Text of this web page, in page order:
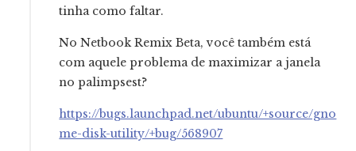
tinha como faltar.
No Netbook Remix Beta, você também está
com aquele problema de maximizar a janela
no palimpsest?
https://bugs.launchpad.net/ubuntu/+source/gno
me-disk-utility/+bug/568907